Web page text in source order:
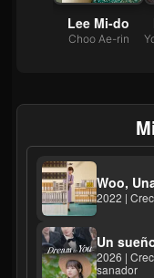
Lee Mi-do
Choo Ae-rin
Woo,
2022 |
Un
2026 |
sanador